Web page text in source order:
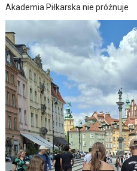
Akademia Piłkarska nie próżnuje